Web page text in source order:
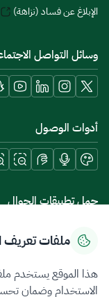
الإبلاغ عن فساد (نزاهة)
وسائل التواصل
أدوات الوصول
حمل تطبيقات الجوال
سياسة الخصوصيةشروط
ملفات تعريف
هذا الموقع يستخدم
الاستخدام وضمان